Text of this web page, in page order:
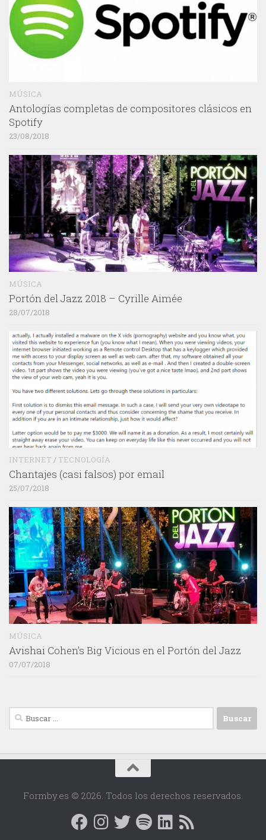
MÚSICA
Antologías completas de compositores clásicos en
Spotify
23/08/2018
MÚSICA
Portón del Jazz 2018 – Cyrille Aimée
28/07/2018
INTERNET / TECNOLOGÍA
Chantajes (casi falsos) por email
25/07/2018
MÚSICA
Avishai Cohen’s Big Vicious en el Portón del Jazz
07/07/2018
Buscar:
Formby.es © 2026. Todos los derechos reservados.